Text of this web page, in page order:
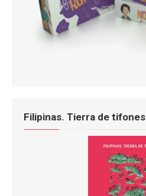
Filipinas. Tierra de tifones